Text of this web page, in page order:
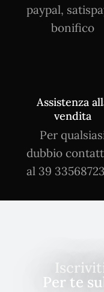
paypal,
bonifico
Assistenza
vendita
Per
dubbio
al 39
Per te